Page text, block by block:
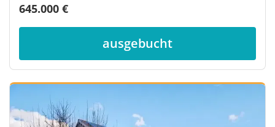
645.000 €
ausgebucht